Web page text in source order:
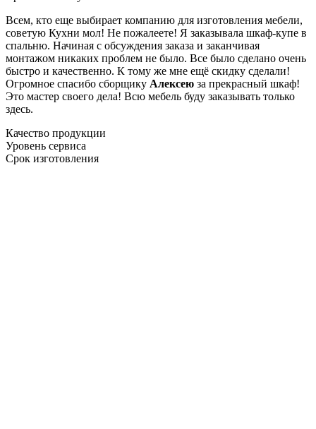
Всем, кто еще выбирает компанию для изготовления мебели,
советую Кухни мол! Не пожалеете! Я заказывала шкаф-купе в
спальню. Начиная с обсуждения заказа и заканчивая
монтажом никаких проблем не было. Все было сделано очень
быстро и качественно. К тому же мне ещё скидку сделали!
Огромное спасибо сборщику Алексею за прекрасный шкаф!
Это мастер своего дела! Всю мебель буду заказывать только
здесь.
Качество продукции
Уровень сервиса
Срок изготовления